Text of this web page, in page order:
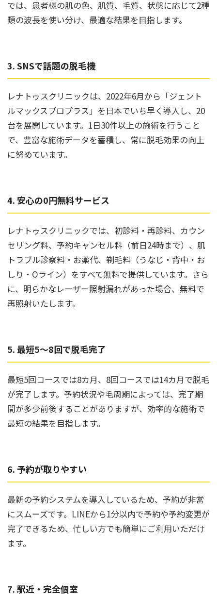
では、患者様の肌の色、肌質、毛質、状態に応じて2種
類の波長を使い分け、最適な結果を目指します。
3. SNSで話題の脱毛機
レナトゥスクリニックは、2022年6月から「ジェント
ルマックスプロプラス」を日本でいち早く導入し、20
台を展開しています。1日30件以上の施術を行うこと
で、豊富な施術データを蓄積し、常に脱毛効果の向上
に努めています。
4. 安心の0円無料サービス
レナトゥスクリニックでは、初診料・再診料、カウン
セリング料、予約キャンセル料（前日24時まで）、肌
トラブル診察料・お薬代、剃毛料（うなじ・背中・お
しり・Oライン）をすべて無料で提供しています。さら
に、明らかなレーザー照射漏れがあった場合、無料で
再照射いたします。
5. 最短5〜8回で脱毛完了
最短5回コースでは8カ月、8回コースでは14カ月で脱毛
が完了します。予約状況や毛周期によっては、完了期
間が多少前後することがありますが、効率的な施術で
最短の結果を目指します。
6. 予約が取りやすい
最新の予約システムを導入しているため、予約が非常
にスムーズです。LINEから1分以内で予約や予約変更が
完了できるため、忙しい方でも簡単にご利用いただけ
ます。
7. 駅近・完全個室